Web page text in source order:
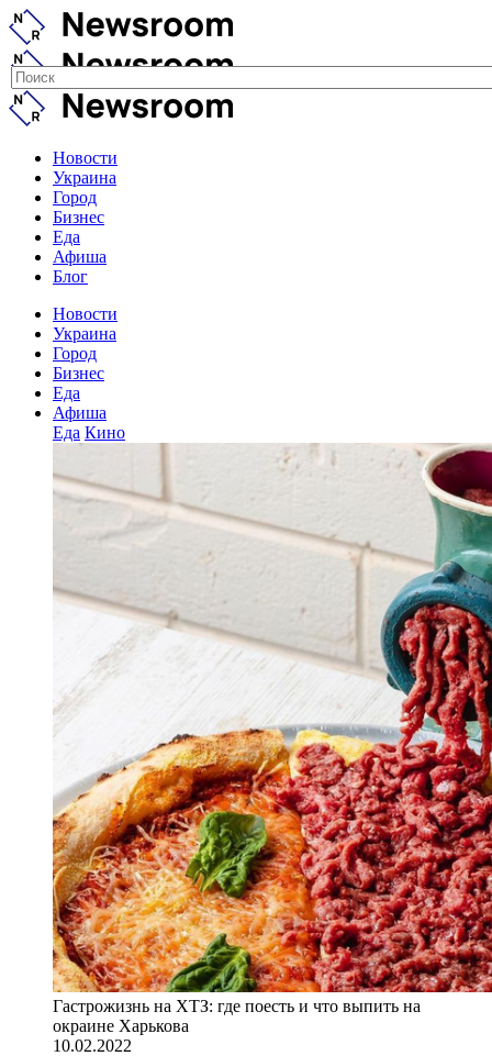
Новости
Украина
Город
Бизнес
Еда
Афиша
Блог
Новости
Украина
Город
Бизнес
Еда
Афиша
Еда Кино
Гастрожизнь на ХТЗ: где поесть и что выпить на
окраине Харькова
10.02.2022